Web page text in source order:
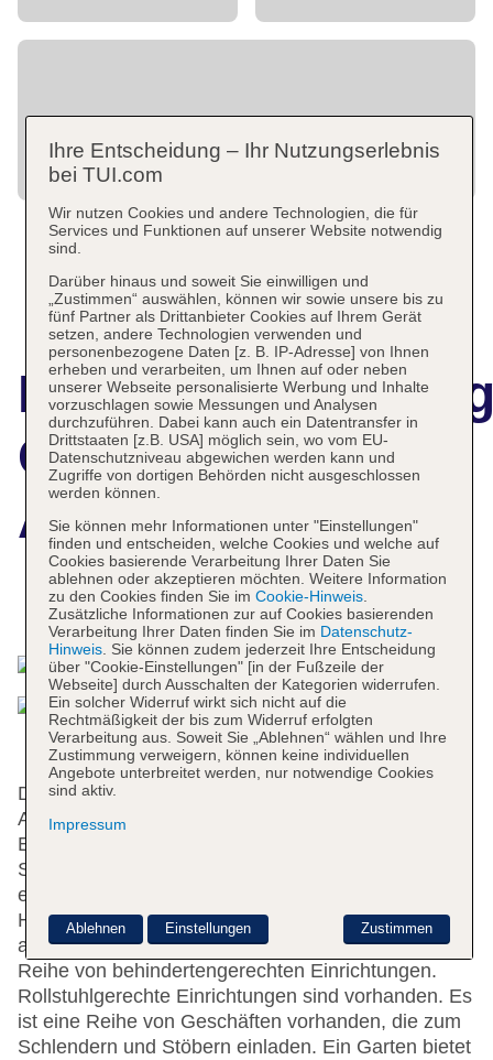
Clarion Oslo
Airport
Das bietet Ihre Unterkunft
Das Hotel bietet 358 Zimmer und verfügt über einen
Aufzug. Die Rezeption ist rund um die Uhr besetzt.
Eine Gepäckaufbewahrung und ein Safe stehen als
Serviceleistungen zur Verfügung. Per WLAN
erhalten die Gäste Zugang zum Internet.
Hilfestellung bei der Buchung von Ausflügen wird
am Tourdesk geboten. Das Haus verfügt über eine
Reihe von behindertengerechten Einrichtungen.
Rollstuhlgerechte Einrichtungen sind vorhanden. Es
ist eine Reihe von Geschäften vorhanden, die zum
Schlendern und Stöbern einladen. Ein Garten bietet
Ihre Entscheidung – Ihr Nutzungserlebnis
bei TUI.com
Wir nutzen Cookies und andere Technologien, die für
Services und Funktionen auf unserer Website notwendig
sind.
Darüber hinaus und soweit Sie einwilligen und
„Zustimmen“ auswählen, können wir sowie unsere bis zu
fünf Partner als Drittanbieter Cookies auf Ihrem Gerät
setzen, andere Technologien verwenden und
personenbezogene Daten [z. B. IP-Adresse] von Ihnen
erheben und verarbeiten, um Ihnen auf oder neben
unserer Webseite personalisierte Werbung und Inhalte
vorzuschlagen sowie Messungen und Analysen
durchzuführen. Dabei kann auch ein Datentransfer in
Drittstaaten [z.B. USA] möglich sein, wo vom EU-
Datenschutzniveau abgewichen werden kann und
Zugriffe von dortigen Behörden nicht ausgeschlossen
werden können.
Sie können mehr Informationen unter "Einstellungen"
finden und entscheiden, welche Cookies und welche auf
Cookies basierende Verarbeitung Ihrer Daten Sie
ablehnen oder akzeptieren möchten. Weitere Information
zu den Cookies finden Sie im Cookie-Hinweis.
Zusätzliche Informationen zur auf Cookies basierenden
Verarbeitung Ihrer Daten finden Sie im Datenschutz-
Hinweis. Sie können zudem jederzeit Ihre Entscheidung
über "Cookie-Einstellungen" [in der Fußzeile der
Webseite] durch Ausschalten der Kategorien widerrufen.
Ein solcher Widerruf wirkt sich nicht auf die
Rechtmäßigkeit der bis zum Widerruf erfolgten
Verarbeitung aus. Soweit Sie „Ablehnen“ wählen und Ihre
Zustimmung verweigern, können keine individuellen
Angebote unterbreitet werden, nur notwendige Cookies
sind aktiv.
Impressum
Zustimmen
Ablehnen Einstellungen